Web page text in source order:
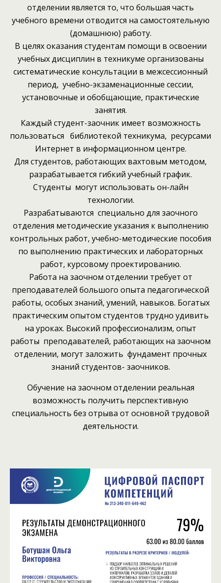
отделении является то, что большая часть
учебного времени отводится на самостоятельную
(домашнюю) работу.
В целях оказания студентам помощи в освоении
учебных дисциплин в техникуме организованы
систематические консультации в межсессионный
период, учебно-экзаменационные сессии,
установочные и обобщающие, практические
занятия.
Каждый студент-заочник имеет возможность
пользоваться библиотекой техникума, ресурсами
Интернет в информационном центре.
Для студентов, работающих вахтовым методом,
разрабатывается гибкий учебный график.
Студенты могут использовать он-лайн
технологии.
Разрабатываются специально для заочного
отделения методические указания к выполнению
контрольных работ, учебно-методические пособия
по выполнению практических и лабораторных
работ, курсовому проектированию.
Работа на заочном отделении требует от
преподавателей большого опыта педагогической
работы, особых знаний, умений, навыков. Богатых
практическим опытом студентов трудно удивить
на уроках. Высокий профессионализм, опыт
работы преподавателей, работающих на заочном
отделении, могут заложить фундамент прочных
знаний студентов- заочников.
Обучение на заочном отделении реальная
возможность получить перспективную
специальность без отрыва от основной трудовой
деятельности.